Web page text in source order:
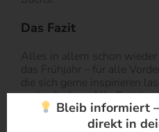
Das Fazit
Alles in allem schon wieder
das Frühjahr – für alle
die sich gerne inspirieren
weiterdenken. Alle
Aspekte und Gedanken
eigenen Lebens- und
Bleib informiert
direkt in